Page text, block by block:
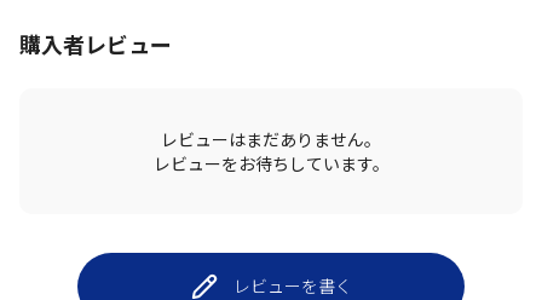
購入者レビュー
レビューはまだありません。
レビューをお待ちしています。
レビューを書く